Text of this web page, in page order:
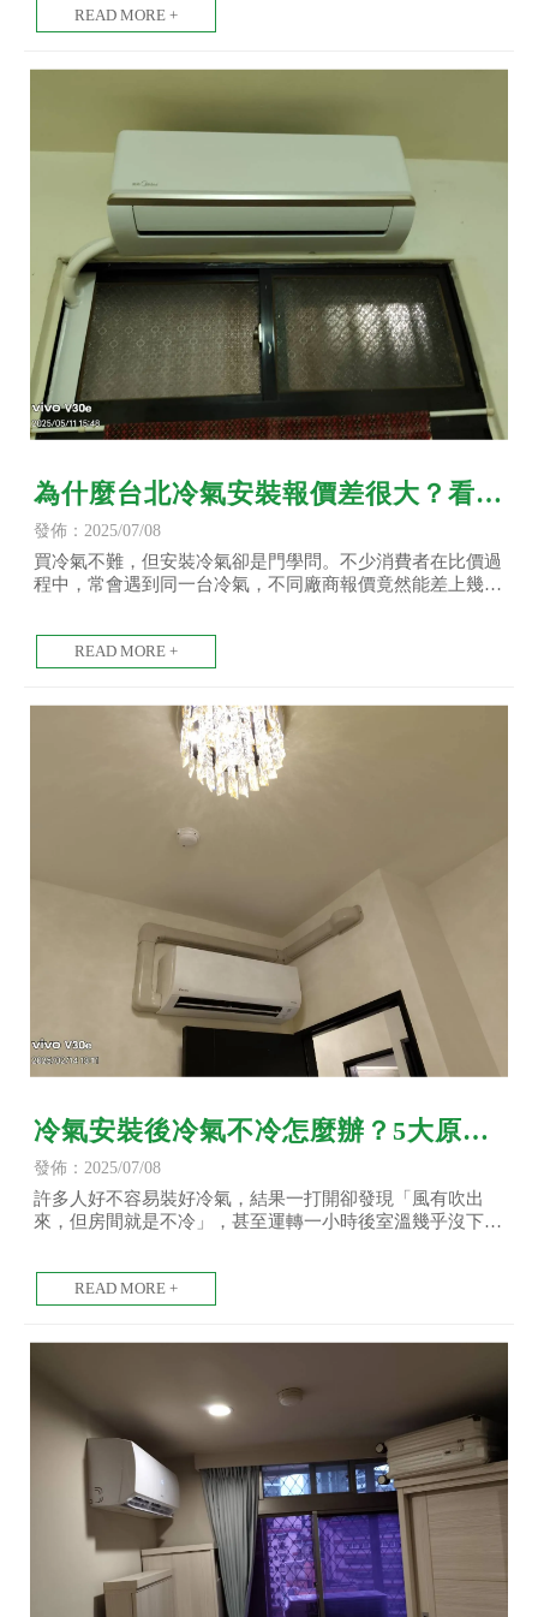
為什麼台北冷氣安裝報價差很大？看懂
報價單就不被坑！吊隱式冷氣安裝/台
北吊隱式冷氣安裝/土城吊隱式冷氣安
裝
發佈：2025/07/08
買冷氣不難，但安裝冷氣卻是門學問。不少消費者在比價過
程中，常會遇到同一台冷氣，不同廠商報價竟然能差上幾千
有低，除了品牌和型號之外，更重要的是施工細節
冷氣安裝後冷氣不冷怎麼辦？5大原因
與改善方式-洗冷氣/台北洗冷氣/土城洗
冷氣
發佈：2025/07/08
許多人好不容易裝好冷氣，結果一打開卻發現「風有吹出
來，但房間就是不冷」，甚至運轉一小時後室溫幾乎沒下